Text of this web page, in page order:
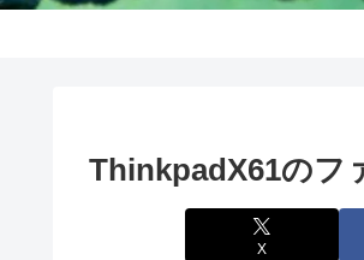
ThinkpadX61のフ
X